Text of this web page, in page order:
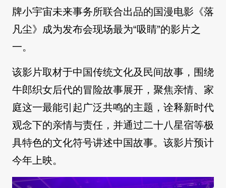
牌小宇宙未来事务所联合出品的国漫电影《落
凡尘》成为发布会现场最为“吸睛”的影片之
一。
该影片取材于中国传统文化及民间故事，围绕
牛郎织女后代的冒险故事展开，聚焦亲情、家
庭这一最能引起广泛共鸣的主题，诠释新时代
观念下的亲情与责任，并通过二十八星宿等极
具特色的文化符号讲述中国故事。该影片预计
今年上映。